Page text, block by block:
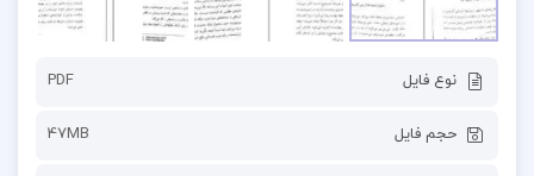
نوع فایل PDF
حجم فایل 47MB